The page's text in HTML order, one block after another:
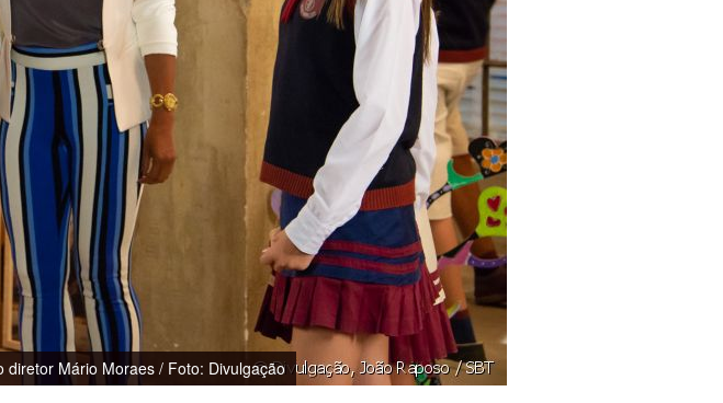
Mário Moraes / Foto: Divulgação